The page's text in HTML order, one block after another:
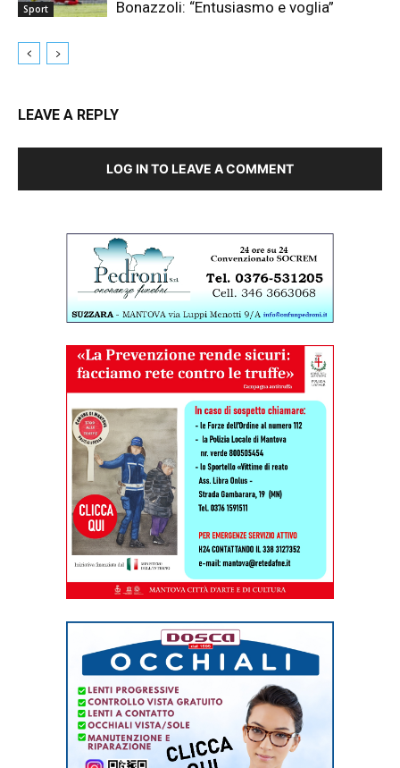
Sport Bonazzoli: “Entusiasmo e voglia”
LEAVE A REPLY
LOG IN TO LEAVE A COMMENT